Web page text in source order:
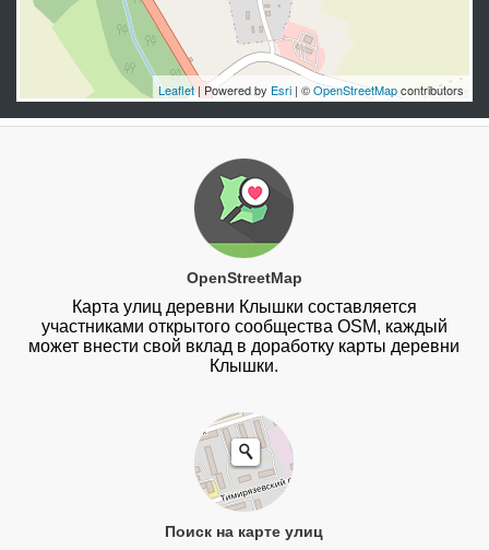
Leaflet| Powered by Esri | ©OpenStreetMapcontributors
OpenStreetMap
Карта улиц деревни Клышки составляется
участниками открытого сообщества OSM, каждый
может внести свой вклад в доработку карты деревни
Клышки.
Поиск на карте улиц